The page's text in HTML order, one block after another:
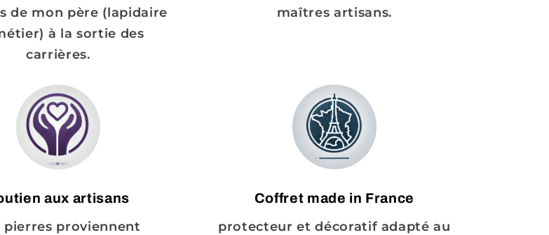
de mon père (lapidaire
à la sortie des
carrières.
maîtres artisans.
aux artisans
pierres proviennent
Coffret made in France
protecteur et décoratif adapté au